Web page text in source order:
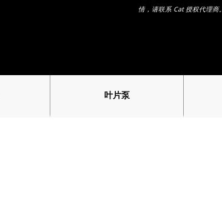
情，请联系 Cat 授权代理商。
叶片泵